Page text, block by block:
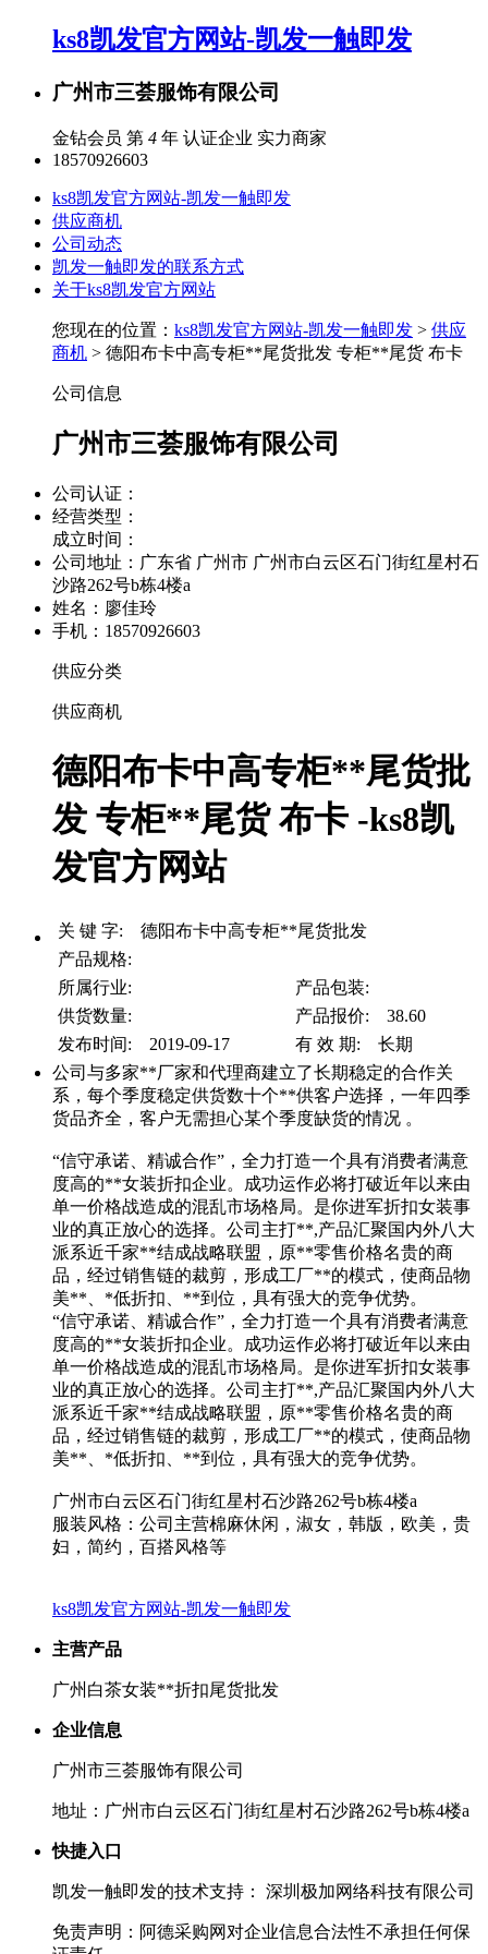
ks8凯发官方网站-凯发一触即发
广州市三荟服饰有限公司
金钻会员 第 4 年 认证企业 实力商家
18570926603
ks8凯发官方网站-凯发一触即发
供应商机
公司动态
凯发一触即发的联系方式
关于ks8凯发官方网站
您现在的位置： ks8凯发官方网站-凯发一触即发 > 供应
商机 > 德阳布卡中高专柜**尾货批发 专柜**尾货 布卡
公司信息
广州市三荟服饰有限公司
公司认证：
经营类型：
成立时间：
公司地址： 广东省 广州市 广州市白云区石门街红星村石
沙路262号b栋4楼a
姓名：廖佳玲
手机：18570926603
供应分类
供应商机
德阳布卡中高专柜**尾货批
发 专柜**尾货 布卡 -ks8凯
发官方网站
关 键 字: 德阳布卡中高专柜**尾货批发
产品规格:
所属行业:
产品包装:
供货数量:
产品报价: 38.60
发布时间: 2019-09-17
有 效 期: 长期
公司与多家**厂家和代理商建立了长期稳定的合作关
系，每个季度稳定供货数十个**供客户选择，一年四季
货品齐全，客户无需担心某个季度缺货的情况 。
“信守承诺、精诚合作”，全力打造一个具有消费者满意
度高的**女装折扣企业。成功运作必将打破近年以来由
单一价格战造成的混乱市场格局。是你进军折扣女装事
业的真正放心的选择。公司主打**,产品汇聚国内外八大
派系近千家**结成战略联盟，原**零售价格名贵的商
品，经过销售链的裁剪，形成工厂**的模式，使商品物
美**、*低折扣、**到位，具有强大的竞争优势。
“信守承诺、精诚合作”，全力打造一个具有消费者满意
度高的**女装折扣企业。成功运作必将打破近年以来由
单一价格战造成的混乱市场格局。是你进军折扣女装事
业的真正放心的选择。公司主打**,产品汇聚国内外八大
派系近千家**结成战略联盟，原**零售价格名贵的商
品，经过销售链的裁剪，形成工厂**的模式，使商品物
美**、*低折扣、**到位，具有强大的竞争优势。
广州市白云区石门街红星村石沙路262号b栋4楼a
服装风格：公司主营棉麻休闲，淑女，韩版，欧美，贵
妇，简约，百搭风格等
ks8凯发官方网站-凯发一触即发
主营产品
广州白茶女装**折扣尾货批发
企业信息
广州市三荟服饰有限公司
地址：广州市白云区石门街红星村石沙路262号b栋4楼a
快捷入口
凯发一触即发的技术支持： 深圳极加网络科技有限公司
免责声明：阿德采购网对企业信息合法性不承担任何保